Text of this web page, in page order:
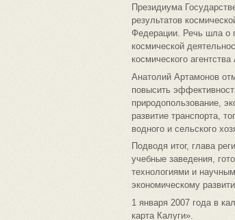
Президиума
результатов
Федерации. Речь шла о
космической
космического
Анатолий Артамонов
повысить
природопользование,
развитие транспорта,
водного и сельского
Подводя итог, глава
учебные заведения,
технологиями и
экономическому
1 января 2007 года в
карта Калуги».